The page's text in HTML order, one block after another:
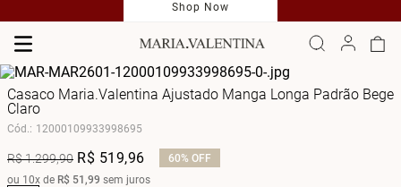
Shop Now
Casaco Maria.Valentina Ajustado Manga Longa Padrão Bege
Claro
Cód.: 12000109933998695
R$1.299,90 R$ 519,96 60% OFF
ou 10x de R$ 51 ,99 sem juros